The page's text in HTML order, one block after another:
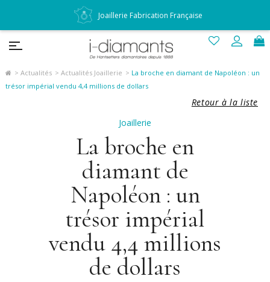
Actualités Actualités Joaillerie
La broche en diamant de Napoléon : un
trésor impérial vendu 4,4 millions de dollars
Retour à la liste
Joaillerie
La broche en
diamant de
Napoléon : un
trésor impérial
vendu 4,4 millions
de dollars
Joaillerie Fabrication Française